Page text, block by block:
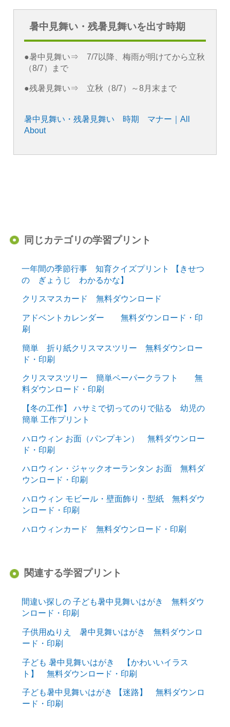
暑中見舞い・残暑見舞いを出す時期
●暑中見舞い⇒ 7/7以降、梅雨が明けてから立秋
（8/7）まで
●残暑見舞い⇒ 立秋（8/7）～8月末まで
暑中見舞い・残暑見舞い 時期 マナー｜All
About
同じカテゴリの学習プリント
一年間の季節行事 知育クイズプリント 【きせつ
の ぎょうじ わかるかな】
クリスマスカード 無料ダウンロード
アドベントカレンダー 無料ダウンロード・印
刷
簡単 折り紙クリスマスツリー 無料ダウンロー
ド・印刷
クリスマスツリー 簡単ペーパークラフト 無
料ダウンロード・印刷
【冬の工作】 ハサミで切ってのりで貼る 幼児の
簡単 工作プリント
ハロウィン お面（パンプキン） 無料ダウンロー
ド・印刷
ハロウィン・ジャックオーランタン お面 無料ダ
ウンロード・印刷
ハロウィン モビール・壁面飾り・型紙 無料ダウ
ンロード・印刷
ハロウィンカード 無料ダウンロード・印刷
関連する学習プリント
間違い探しの 子ども暑中見舞いはがき 無料ダウ
ンロード・印刷
子供用ぬりえ 暑中見舞いはがき 無料ダウンロ
ード・印刷
子ども 暑中見舞いはがき 【かわいいイラス
ト】 無料ダウンロード・印刷
子ども暑中見舞いはがき 【迷路】 無料ダウンロ
ード・印刷